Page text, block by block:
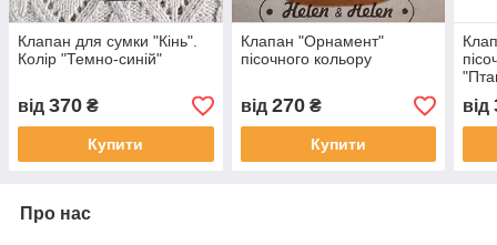
Клапан для сумки "Кiнь".
Колір "Темно-синій"
від 370 ₴
Купити
Клапан "Орнамент"
пісочного кольору
від 270₴
Купити
від
Про нас